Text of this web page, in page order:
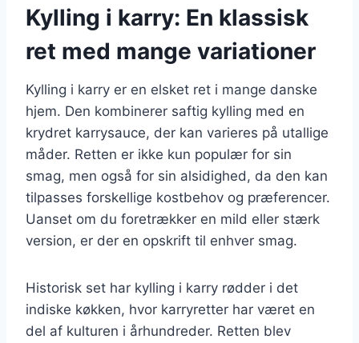
Kylling i karry: En klassisk
ret med mange variationer
Kylling i karry er en elsket ret i mange danske
hjem. Den kombinerer saftig kylling med en
krydret karrysauce, der kan varieres på utallige
måder. Retten er ikke kun populær for sin
smag, men også for sin alsidighed, da den kan
tilpasses forskellige kostbehov og præferencer.
Uanset om du foretrækker en mild eller stærk
version, er der en opskrift til enhver smag.
Historisk set har kylling i karry rødder i det
indiske køkken, hvor karryretter har været en
del af kulturen i århundreder. Retten blev